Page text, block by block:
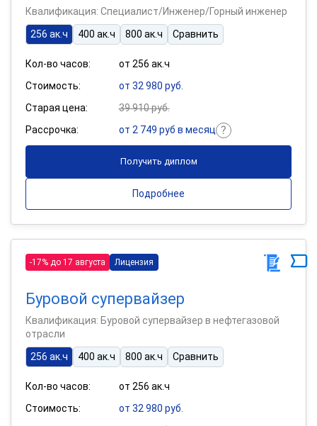
Квалификация: Специалист/Инженер/Горный инженер
256 ак.ч
400 ак.ч 800 ак.ч Сравнить
Кол-во часов:
от 256 ак.ч
Стоимость:
от 32 980 руб.
Старая цена:
39 910 руб.
Рассрочка:
от 2 749 руб в месяц
Получить диплом
Подробнее
-17% до 17 августа Лицензия
Буровой супервайзер
Квалификация: Буровой супервайзер в нефтегазовой
отрасли
256 ак.ч
400 ак.ч 800 ак.ч Сравнить
Кол-во часов:
от 256 ак.ч
Стоимость:
от 32 980 руб.